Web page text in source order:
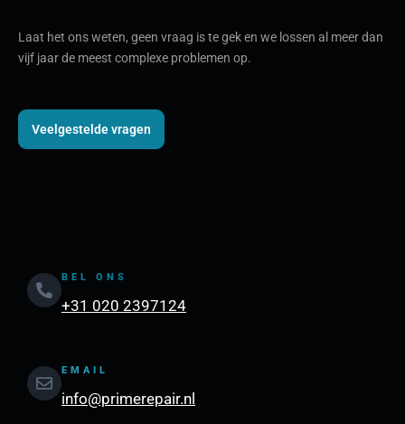
Laat het ons weten, geen vraag is te gek en we lossen al meer dan
vijf jaar de meest complexe problemen op.
Veelgestelde vragen
BEL ONS
+31 020 2397124
EMAIL
info@primerepair.nl